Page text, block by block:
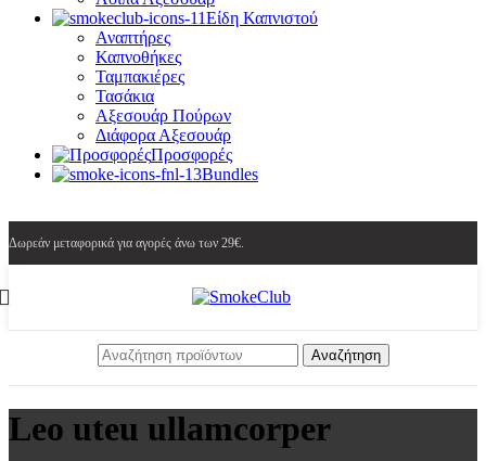
Είδη Καπνιστού
Αναπτήρες
Καπνοθήκες
Ταμπακιέρες
Τασάκια
Αξεσουάρ Πούρων
Διάφορα Αξεσουάρ
Προσφορές
Bundles
Δωρεάν μεταφορικά για αγορές άνω των 29€.
Αναζήτηση
Leo uteu ullamcorper